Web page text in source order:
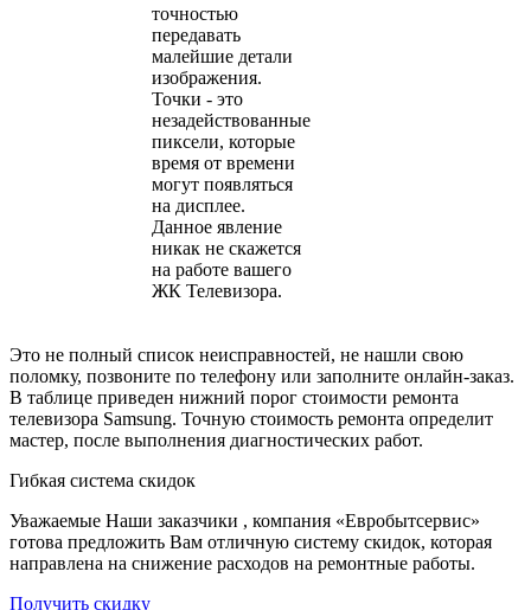
точностью
передавать
малейшие детали
изображения.
Точки - это
незадействованные
пиксели, которые
время от времени
могут появляться
на дисплее.
Данное явление
никак не скажется
на работе вашего
ЖК Телевизора.
Это не полный список неисправностей, не нашли свою
поломку, позвоните по телефону или заполните онлайн-заказ.
В таблице приведен нижний порог стоимости ремонта
телевизора Samsung. Точную стоимость ремонта определит
мастер, после выполнения диагностических работ.
Гибкая система скидок
Уважаемые Наши заказчики , компания «Евробытсервис»
готова предложить Вам отличную систему скидок, которая
направлена на снижение расходов на ремонтные работы.
Получить скидку